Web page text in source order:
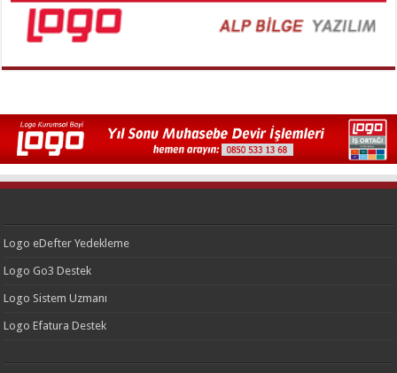
Logo eDefter Yedekleme
Logo Go3 Destek
Logo Sistem Uzmanı
Logo Efatura Destek